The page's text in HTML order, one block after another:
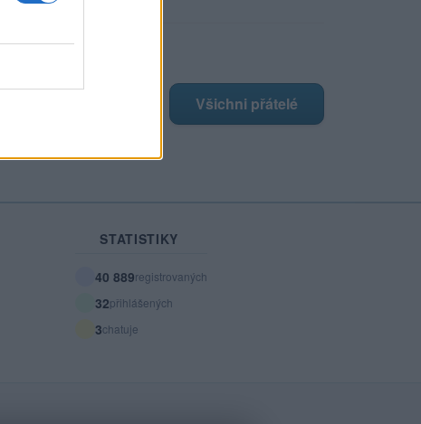
Moji nejnovější přátelé
Všichni přátelé
STATISTIKY
40 889registrovaných
32přihlášených
3chatuje